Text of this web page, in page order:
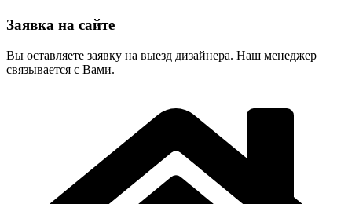
Заявка на сайте
Вы оставляете заявку на выезд дизайнера. Наш менеджер
связывается с Вами.